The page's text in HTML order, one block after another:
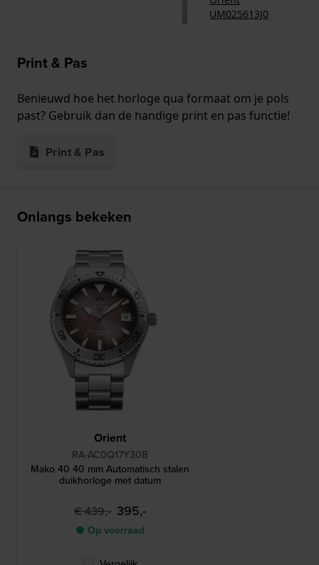
UM025613J0
Print & Pas
Benieuwd hoe het horloge qua formaat om je pols
past? Gebruik dan de handige print en pas functie!
Print & Pas
Onlangs bekeken
Orient
RA-AC0Q17Y30B
Mako 40 40 mm Automatisch stalen
duikhorloge met datum
€ 439,- 395,-
● Op voorraad